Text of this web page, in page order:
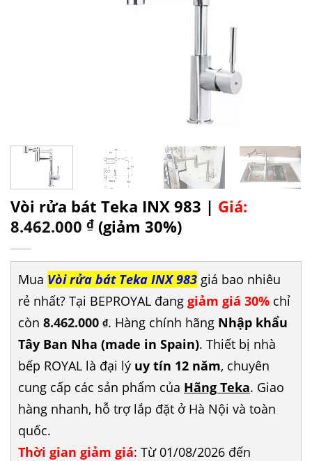
Vòi rửa bát Teka INX 983 | Giá:
8.462.000 ₫ (giảm 30%)
Mua Vòi rửa bát Teka INX 983 giá bao nhiêu
rẻ nhất? Tại BEPROYAL đang giảm giá 30% chỉ
còn 8.462.000 ₫. Hàng chính hãng Nhập khẩu
Tây Ban Nha (made in Spain). Thiết bị nhà
bếp ROYAL là đại lý uy tín 12 năm, chuyên
cung cấp các sản phẩm của Hãng Teka. Giao
hàng nhanh, hỗ trợ lắp đặt ở Hà Nội và toàn
quốc.
Thời gian giảm giá: Từ 01/08/2026 đến